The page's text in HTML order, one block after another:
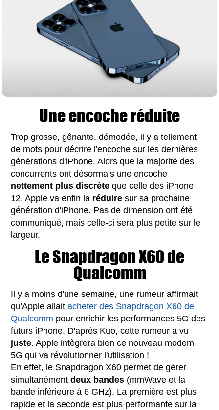
Une encoche réduite
Trop grosse, gênante, démodée, il y a tellement
de mots pour décrire l'encoche sur les dernières
générations d'iPhone. Alors que la majorité des
concurrents ont désormais une encoche
nettement plus discrète que celle des iPhone
12, Apple va enfin la réduire sur sa prochaine
génération d'iPhone. Pas de dimension ont été
communiqué, mais celle-ci sera plus petite sur le
largeur.
Le Snapdragon X60 de
Qualcomm
Il y a moins d'une semaine, une rumeur affirmait
qu'Apple allaitacheter des Snapdragon X60 de
Qualcomm pour enrichir les performances 5G des
futurs iPhone. D'après Kuo, cette rumeur a vu
juste. Apple intègrera bien ce nouveau modem
5G qui va révolutionner l'utilisation !
En effet, le Snapdragon X60 permet de gérer
simultanémentdeux bandes (mmWave et la
bande inférieure à 6 GHz). La première est plus
rapide et la seconde est plus performante sur la